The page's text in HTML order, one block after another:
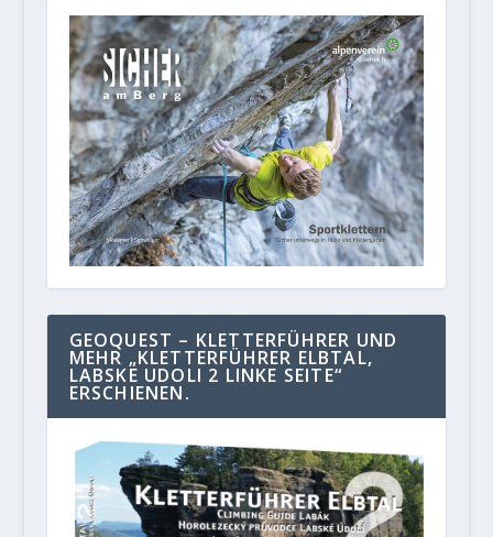
GEOQUEST – KLETTERFÜHRER UND
MEHR „KLETTERFÜHRER ELBTAL,
LABSKE UDOLI 2 LINKE SEITE“
ERSCHIENEN.